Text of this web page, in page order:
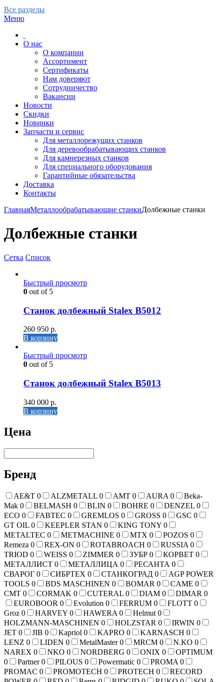
Все разделы
Меню
О нас
О компании
Ассортимент
Сертификаты
Нам доверяют
Сотрудничество
Вакансии
Новости
Скидки
Новинки
Запчасти и сервис
Для металлорежущих станков
Для деревообрабатывающих станков
Для камнерезных станков
Для специального оборудования
Гарантийные обязательства
Доставка
Контакты
ГлавнаяМеталлообрабатывающие станкиДолбежные станки
Долбежные станки
Сетка Список
Быстрый просмотр
0 out of 5
Станок долбежный Stalex B5012
260 950 р.
В корзину
Быстрый просмотр
0 out of 5
Станок долбежный Stalex B5013
340 000 р.
В корзину
Цена
Бренд
AE&T 0 ALZMETALL 0 AMT 0 AURA 0
Beka-
Mak 0 BELMASH 0 BLIN 0 BOHRE 0 DENZEL 0
ECO 0 FABTEC 0 GREMLOS 0 GROSS 0 GSC 0
GT OIL 0 KEEPLER STAN 0 KING TONY 0
METALTEC 0 METMACHINE 0 MTX 0 POZOS 0
Remeza 0 REX-ON 0 ROTABROACH 0 RUSSIA 0
TRIOD 0 WEISS 0 ZIMMER 0 ЗУБР 0 КОРВЕТ 0
МЕТАЛЛИСТ 0 МЕТАЛЛИЦА 0 РЕСАНТА 0
СВАРОГ 0 СИБРТЕХ 0 СТАНКОГРАД 0
AGP POWER
TOOLS 0 BDS MASCHINEN 0 BOMAR 0 CAME 0
CMT 0 CORMAK 0 CUTERAL 0 DIAM 0 DIMAR 0
EUROBOOR 0 Evolution 0 FERRUM 0 FLOTT 0
Groz 0 HARVEY 0 HAWERA 0 Helmut 0
HOLZMANN-MASCHINEN 0 HOLZSTAR 0 IRWIN 0
JET 0 JIB 0 Kapriol 0 KAPRO 0 KARNASCH 0
LENZ 0 LIDEN 0 MetalMaster0 MRCM 0 N.KO 0
NAREX 0 NKO 0 NORDBERG 0 ONIX 0
OPTIMUM
0
Partner0 PILOUS 0 Powermatic 0 PROMA 0
PROMAC 0 PROMOTECH 0 PROTECH 0
RECORD